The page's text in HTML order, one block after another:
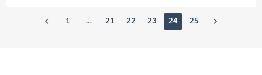
1 … 21 22 23 24 25